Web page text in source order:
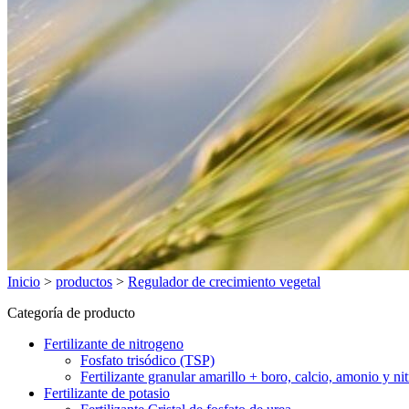
Inicio > productos > Regulador de crecimiento vegetal
Categoría de producto
Fertilizante de nitrogeno
Fosfato trisódico (TSP)
Fertilizante granular amarillo + boro, calcio, amonio y
Fertilizante de potasio